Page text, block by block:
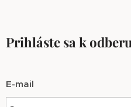
Prihláste sa k
E-mail